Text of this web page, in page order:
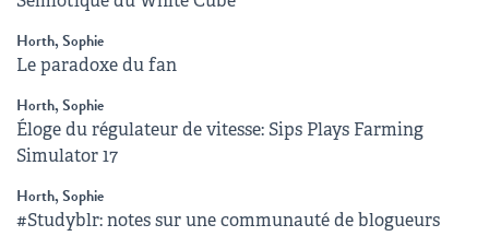
Horth, Sophie
Le paradoxe du fan
Horth, Sophie
Éloge du régulateur de vitesse: Sips Plays Farming
Simulator 17
Horth, Sophie
#Studyblr: notes sur une communauté de blogueurs